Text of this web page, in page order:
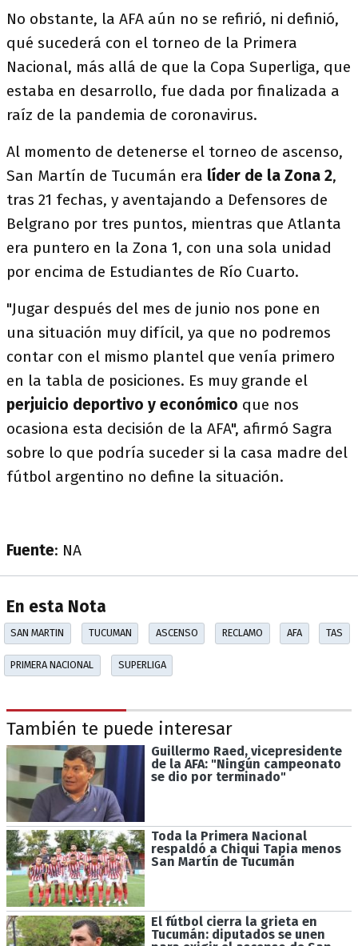
No obstante, la AFA aún no se refirió, ni definió,
qué sucederá con el torneo de la Primera
Nacional, más allá de que la Copa Superliga, que
estaba en desarrollo, fue dada por finalizada a
raíz de la pandemia de coronavirus.
Al momento de detenerse el torneo de ascenso,
San Martín de Tucumán era líder de la Zona 2,
tras 21 fechas, y aventajando a Defensores de
Belgrano por tres puntos, mientras que Atlanta
era puntero en la Zona 1, con una sola unidad
por encima de Estudiantes de Río Cuarto.
"Jugar después del mes de junio nos pone en
una situación muy difícil, ya que no podremos
contar con el mismo plantel que venía primero
en la tabla de posiciones. Es muy grande el
perjuicio deportivo y económico que nos
ocasiona esta decisión de la AFA", afirmó Sagra
sobre lo que podría suceder si la casa madre del
fútbol argentino no define la situación.
Fuente: NA
En esta Nota
SAN MARTIN TUCUMAN ASCENSO RECLAMO AFA TAS
PRIMERA NACIONAL SUPERLIGA
También te puede interesar
Guillermo Raed, vicepresidente
de la AFA: "Ningún campeonato
se dio por terminado"
Toda la Primera Nacional
respaldó a Chiqui Tapia menos
San Martín de Tucumán
El fútbol cierra la grieta en
Tucumán: diputados se unen